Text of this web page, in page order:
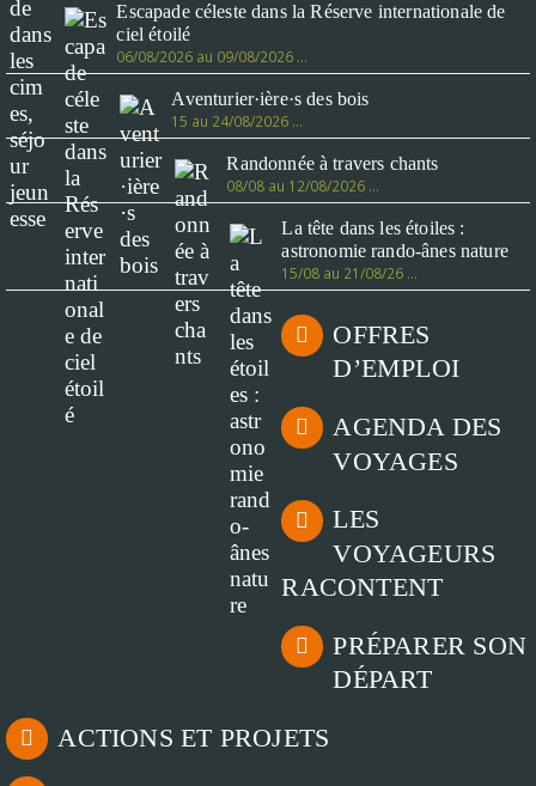
Escapade céleste dans la Réserve internationale de
ciel étoilé
06/08/2026 au 09/08/2026 …
Aventurier·ière·s des bois
15 au 24/08/2026 …
Randonnée à travers chants
08/08 au 12/08/2026 …
La tête dans les étoiles :
astronomie rando-ânes nature
15/08 au 21/08/26 …
OFFRES
D’EMPLOI
AGENDA DES
VOYAGES
LES
VOYAGEURS
RACONTENT
PRÉPARER SON
DÉPART
ACTIONS ET PROJETS